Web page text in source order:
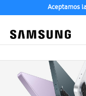
Aceptamos